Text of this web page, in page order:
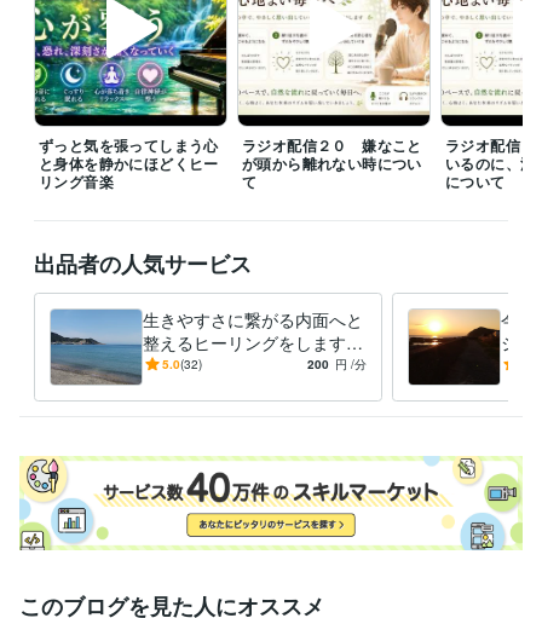
そんな心境の中で長い間過ごしていた期間もありました。こんな苦しみ
の時間を過ごすために生まれてきたなんて絶対に許せないと感じていま
した。
ある時に気持ちが晴れる大きな癒しと許しを体感することになりました
が、そこから人生の体験、社会に対する憎しみや蟠りが解けていくよう
な許しと癒しに自然と関心が向かうようになりました。
対人恐怖症、鬱病、心の病、引きこもり、アダルトチルドレン、生き辛
さ、人間不信、友人無し、恋人無し、パートナシップへの苦手意識、自
リチュアル、エンカウンターグループなどの経験、話題は馴染み深いと
営業 / インサイドセールス・内勤営業 経験年数 : 2年
営業 / 営業支援・プリセールス 経験年数 : 2年
物流・購買 / ロジスティクス（物流）
ライフスタイル・その他 / カウンセラー・コーチ 経験年数 : 4年
受賞歴
ほらふきスピーチコンテスト 準優勝 講演会
レギュラーランク昇格
シルバーランク昇格 ゴールドランク昇格
資格・検定
普通自動車第一種運転免許 取得年 : 2008年
ずっと気を張ってしまう心
と身体を静かにほどくヒー
リング音楽
ラジオ配信２０ 嫌なこと
が頭から離れない時につい
て
ラジオ配信
いるのに、満
について
出品者の人気サービス
生きやすさに繋がる内面へと
整えるヒーリングをします
生き辛さの原因となる内側の
す
5.0(32) 200 円 /分
今の
ジ、
今、
方へ
このブログを見た人にオススメ